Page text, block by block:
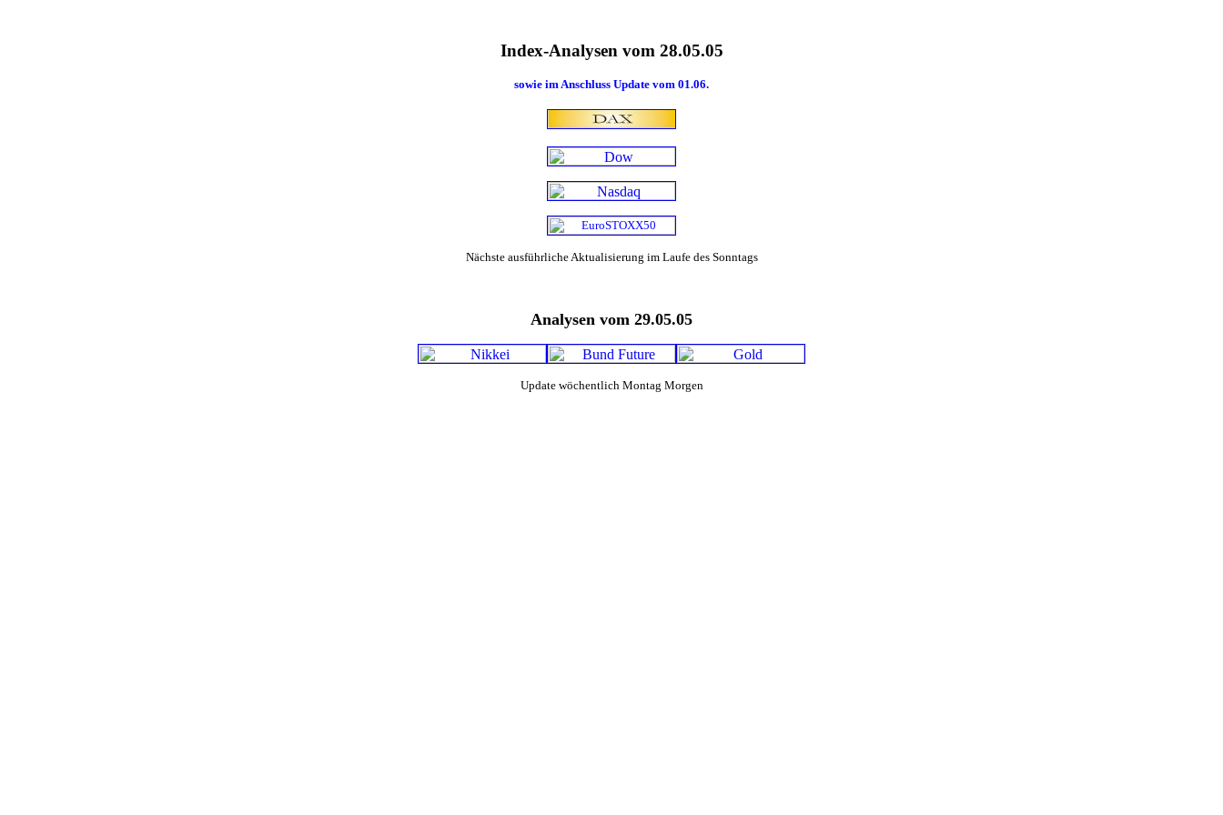
Index-Analysen vom 28.05.05
sowie im Anschluss Update vom 01.06.
Nächste ausführliche Aktualisierung im Laufe des Sonntags
Analysen vom 29.05.05
Update wöchentlich Montag Morgen